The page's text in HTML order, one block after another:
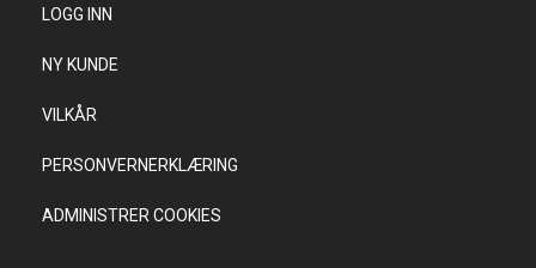
LOGG INN
NY KUNDE
VILKÅR
PERSONVERNERKLÆRING
ADMINISTRER COOKIES